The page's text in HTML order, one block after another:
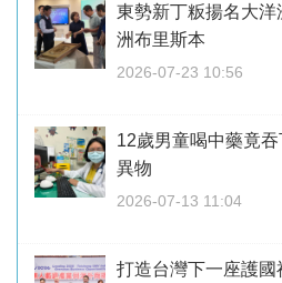
東勢新丁粄揚名大
洲布里斯本
2026-07-23 10:56
12歲男童喝中藥竟
異物
2026-07-13 11:04
打造台灣下一座護